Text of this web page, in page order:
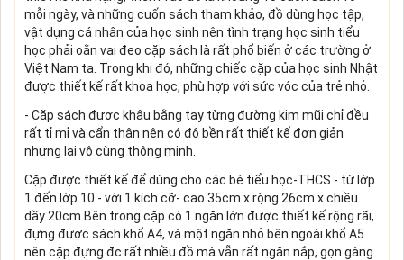
mỗi ngày, và những cuốn sách tham khảo, đồ dùng học tập,
vật dụng cá nhân của học sinh nên tình trạng học sinh tiểu
học phải oằn vai đeo cặp sách là rất phổ biến ở các trường ở
Việt Nam ta. Trong khi đó, những chiếc cặp của học sinh Nhật
được thiết kế rất khoa học, phù hợp với sức vóc của trẻ nhỏ.
- Cặp sách được khâu bằng tay từng đường kim mũi chỉ đều
rất tỉ mỉ và cẩn thận nên có độ bền rất thiết kế đơn giản
nhưng lại vô cùng thông minh.
Cặp được thiết kế để dùng cho các bé tiểu học-THCS - từ lớp
1 đến lớp 10 - với 1 kích cỡ- cao 35cm x rộng 26cm x chiều
dầy 20cm Bên trong cặp có 1 ngăn lớn được thiết kế rộng rãi,
đựng được sách khổ A4, và một ngăn nhỏ bên ngoài khổ A5
nên cặp đựng đc rất nhiều đồ mà vẫn rất ngăn nắp, gọn gàng